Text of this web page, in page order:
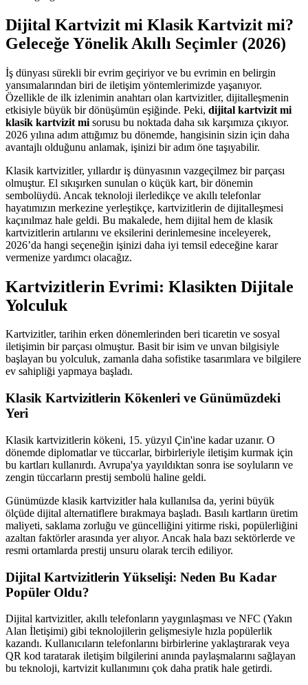
Dijital Kartvizit mi Klasik Kartvizit mi?
Geleceğe Yönelik Akıllı Seçimler (2026)
İş dünyası sürekli bir evrim geçiriyor ve bu evrimin en belirgin
yansımalarından biri de iletişim yöntemlerimizde yaşanıyor.
Özellikle de ilk izlenimin anahtarı olan kartvizitler, dijitalleşmenin
etkisiyle büyük bir dönüşümün eşiğinde. Peki, dijital kartvizit mi
klasik kartvizit mi sorusu bu noktada daha sık karşımıza çıkıyor.
2026 yılına adım attığımız bu dönemde, hangisinin sizin için daha
avantajlı olduğunu anlamak, işinizi bir adım öne taşıyabilir.
Klasik kartvizitler, yıllardır iş dünyasının vazgeçilmez bir parçası
olmuştur. El sıkışırken sunulan o küçük kart, bir dönemin
sembolüydü. Ancak teknoloji ilerledikçe ve akıllı telefonlar
hayatımızın merkezine yerleştikçe, kartvizitlerin de dijitalleşmesi
kaçınılmaz hale geldi. Bu makalede, hem dijital hem de klasik
kartvizitlerin artılarını ve eksilerini derinlemesine inceleyerek,
2026’da hangi seçeneğin işinizi daha iyi temsil edeceğine karar
vermenize yardımcı olacağız.
Kartvizitlerin Evrimi: Klasikten Dijitale
Yolculuk
Kartvizitler, tarihin erken dönemlerinden beri ticaretin ve sosyal
iletişimin bir parçası olmuştur. Basit bir isim ve unvan bilgisiyle
başlayan bu yolculuk, zamanla daha sofistike tasarımlara ve bilgilere
ev sahipliği yapmaya başladı.
Klasik Kartvizitlerin Kökenleri ve Günümüzdeki
Yeri
Klasik kartvizitlerin kökeni, 15. yüzyıl Çin'ine kadar uzanır. O
dönemde diplomatlar ve tüccarlar, birbirleriyle iletişim kurmak için
bu kartları kullanırdı. Avrupa'ya yayıldıktan sonra ise soyluların ve
zengin tüccarların prestij sembolü haline geldi.
Günümüzde klasik kartvizitler hala kullanılsa da, yerini büyük
ölçüde dijital alternatiflere bırakmaya başladı. Basılı kartların üretim
maliyeti, saklama zorluğu ve güncelliğini yitirme riski, popülerliğini
azaltan faktörler arasında yer alıyor. Ancak hala bazı sektörlerde ve
resmi ortamlarda prestij unsuru olarak tercih ediliyor.
Dijital Kartvizitlerin Yükselişi: Neden Bu Kadar
Popüler Oldu?
Dijital kartvizitler, akıllı telefonların yaygınlaşması ve NFC (Yakın
Alan İletişimi) gibi teknolojilerin gelişmesiyle hızla popülerlik
kazandı. Kullanıcıların telefonlarını birbirlerine yaklaştırarak veya
QR kod taratarak iletişim bilgilerini anında paylaşmalarını sağlayan
bu teknoloji, kartvizit kullanımını çok daha pratik hale getirdi.